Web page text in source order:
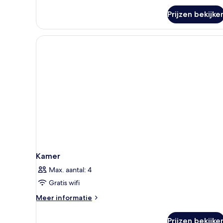
Prijzen
Kamer
Max. aantal: 4
Gratis wifi
Meer informatie
Meer
Prijzen